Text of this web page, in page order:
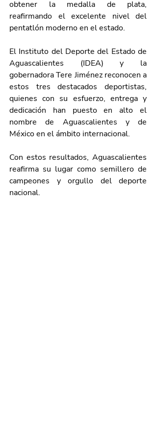
obtener la medalla de plata,
reafirmando el excelente nivel del
pentatlón moderno en el estado.
El Instituto del Deporte del Estado de
Aguascalientes (IDEA) y la
gobernadora Tere Jiménez reconocen a
estos tres destacados deportistas,
quienes con su esfuerzo, entrega y
dedicación han puesto en alto el
nombre de Aguascalientes y de
México en el ámbito internacional.
Con estos resultados, Aguascalientes
reafirma su lugar como semillero de
campeones y orgullo del deporte
nacional.